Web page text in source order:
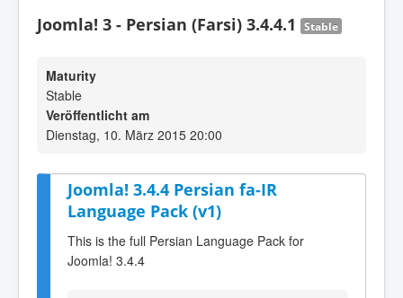
Joomla! 3 - Persian (Farsi) 3.4.4.1 Stable
Maturity
Stable
Veröffentlicht am
Dienstag, 10. März 2015 20:00
Joomla! 3.4.4 Persian fa-IR
Language Pack (v1)
This is the full Persian Language Pack for
Joomla! 3.4.4